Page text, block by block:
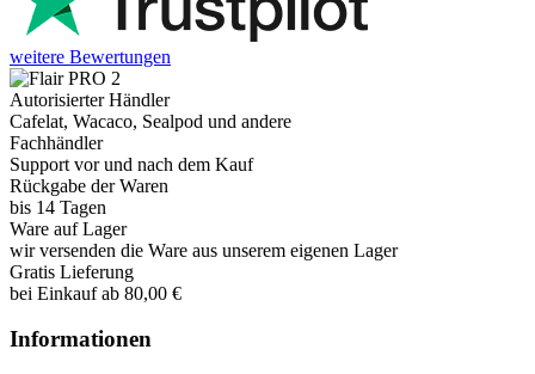
weitere Bewertungen
Autorisierter Händler
Cafelat, Wacaco, Sealpod und andere
Fachhändler
Support vor und nach dem Kauf
Rückgabe der Waren
bis 14 Tagen
Ware auf Lager
wir versenden die Ware aus unserem eigenen Lager
Gratis Lieferung
bei Einkauf ab 80,00 €
Informationen